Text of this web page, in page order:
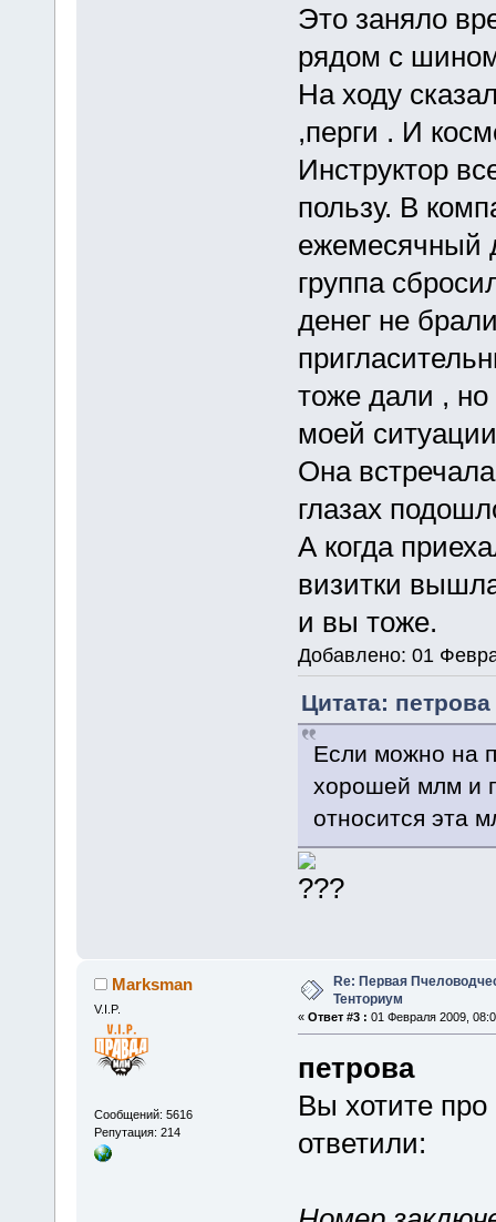
Это заняло
рядом с
На ходу
,перги . И
Инструктор
пользу. В
ежемесячный
группа
денег не
тоже дали , но
моей
Она
глазах
А когда
визитки
и вы тоже.
Добавлено: 01
Цитата:
Если можно на
хорошей млм и
относится эта
Marksman
V.I.P.
Сообщений: 5616
Репутация: 214
Re: Первая
Тенториум
« Ответ #3 : 01 Февраля 2009,
петрова
Вы хотите про
ответили: